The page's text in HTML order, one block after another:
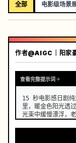
全部 电影级场景
作者@AIGC｜阳家
查看完整提示词
15 秒电影感日剧纯
里，暖金色阳光透
光束中缓慢漂浮，
形、漂移或伪影，
模糊的背景，温暖